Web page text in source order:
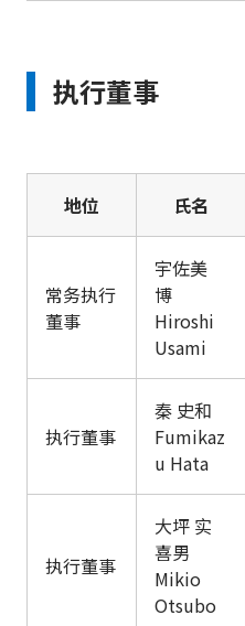
执行董事
地位 氏名
常务执行
董事
宇佐美
博
Hiroshi
Usami
执行董事
秦 史和
Fumikaz
u Hata
执行董事
大坪 实
喜男
Mikio
Otsubo